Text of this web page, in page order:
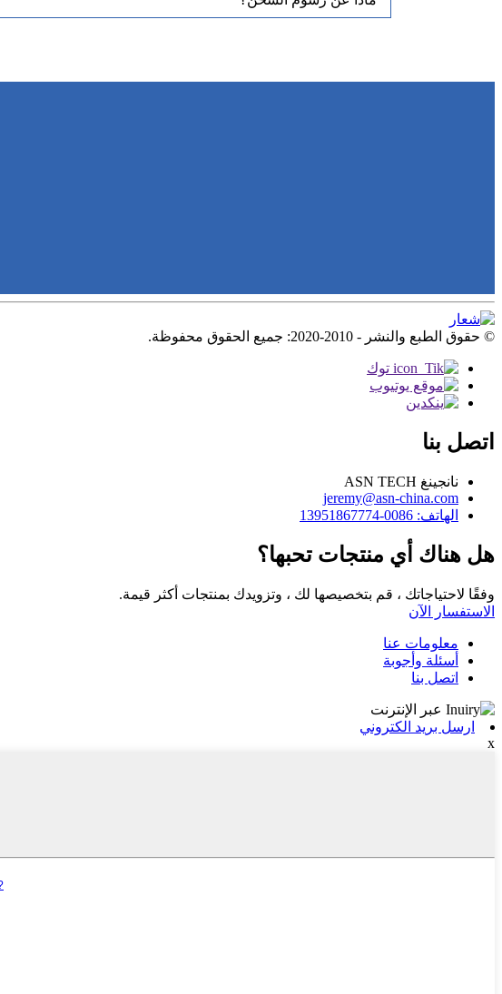
© حقوق الطبع والنشر - 2010-2020: جميع الحقوق محفوظة.
اتصل بنا
نانجينغ ASN TECH
jeremy@asn-china.com
الهاتف: 0086-13951867774
هل هناك أي منتجات تحبها؟
وفقًا لاحتياجاتك ، قم بتخصيصها لك ، وتزويدك بمنتجات أكثر قيمة.
الاستفسار الآن
معلومات عنا
أسئلة وأجوبة
اتصل بنا
ارسل بريد الكتروني
x